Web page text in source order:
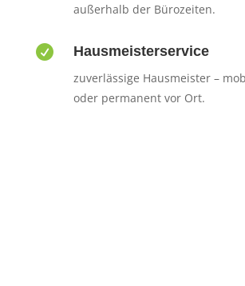
außerhalb der Bürozeiten.
 Hausmeisterservice
zuverlässige Hausmeister –
oder permanent vor Ort.